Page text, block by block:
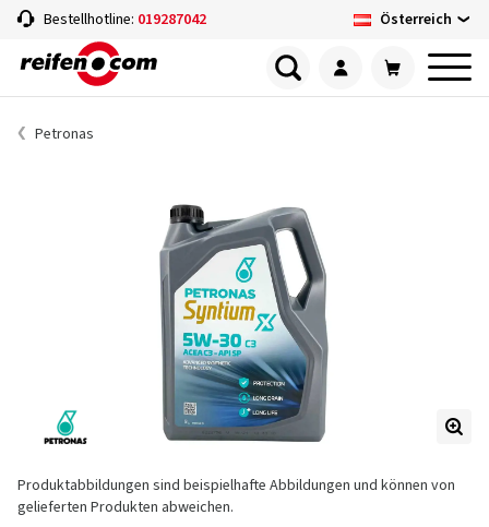
Bestellhotline: 019287042 Österreich
Petronas
Produktabbildungen sind beispielhafte Abbildungen und können von
gelieferten Produkten abweichen.